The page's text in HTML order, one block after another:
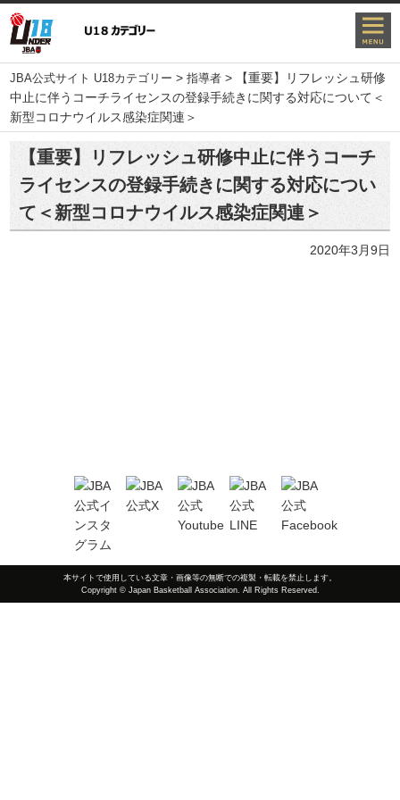
JBA公式サイト U18カテゴリー >指導者 >
【重要】リフレッシュ研修
中止に伴うコーチライセンスの登録手続きに関する対応について＜
新型コロナウイルス感染症関連＞
【重要】リフレッシュ研修中止に伴うコーチ
ライセンスの登録手続きに関する対応につい
て＜新型コロナウイルス感染症関連＞
2020年3月9日
本サイトで使用している文章・画像等の無断での複製・転載を禁止します。
Copyright © Japan Basketball Association. All Rights Reserved.